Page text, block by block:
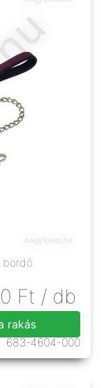
bordó
Ft / db
rakás
683-4604-000